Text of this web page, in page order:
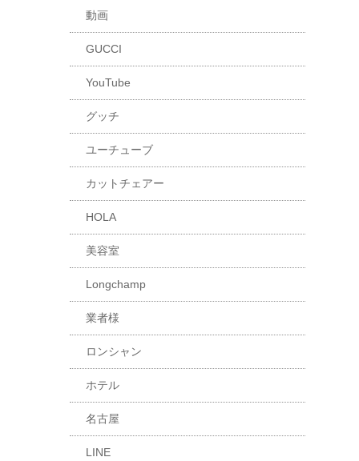
動画
GUCCI
YouTube
グッチ
ユーチューブ
カットチェアー
HOLA
美容室
Longchamp
業者様
ロンシャン
ホテル
名古屋
LINE